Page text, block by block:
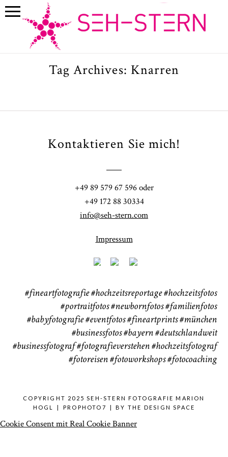
Tag Archives: Knarren
Kontaktieren Sie mich!
+49 89 579 67 596 oder
+49 172 88 30334
info@seh-stern.com
Impressum
#fineartfotografie #hochzeitsreportage #hochzeitsfotos
#portraitfotos #newbornfotos #familienfotos
#babyfotografie #eventfotos #fineartprints#münchen
#businessfotos#bayern #deutschlandweit
#businessfotograf#fotografieverstehen #hochzeitsfotograf
#fotoreisen #fotoworkshops #fotocoaching
COPYRIGHT 2025 SEH-STERN FOTOGRAFIE MARION
HOGL
PROPHOTO7 BY THE DESIGN SPACE
Cookie Consent mit Real Cookie Banner